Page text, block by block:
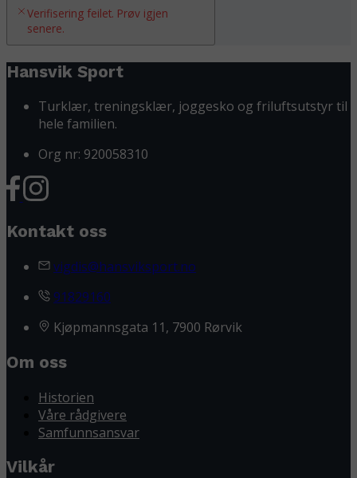
Verifisering feilet. Prøv igjen
senere.
Hansvik Sport
Turklær, treningsklær, joggesko og friluftsutstyr til
hele familien.
Org nr: 920058310
Kontakt oss
vigdis@hansviksport.no
91829160
Kjøpmannsgata 11, 7900 Rørvik
Om oss
Historien
Våre rådgivere
Samfunnsansvar
Vilkår